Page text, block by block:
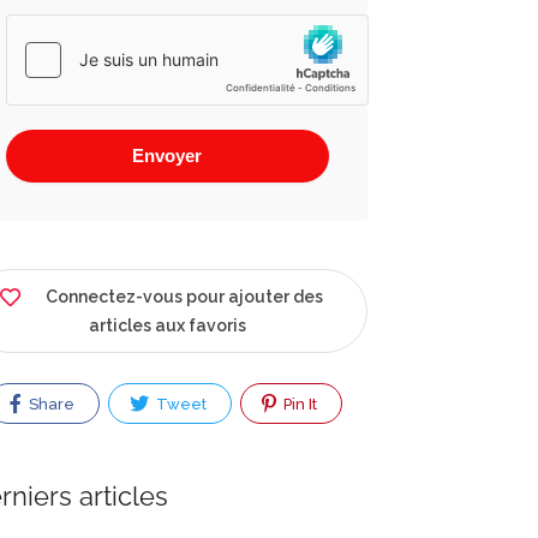
Connectez-vous pour ajouter des
articles aux favoris
Share Tweet Pin It
articles